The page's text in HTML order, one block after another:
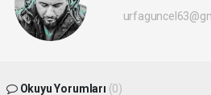
Okuyu Yorumları (0)